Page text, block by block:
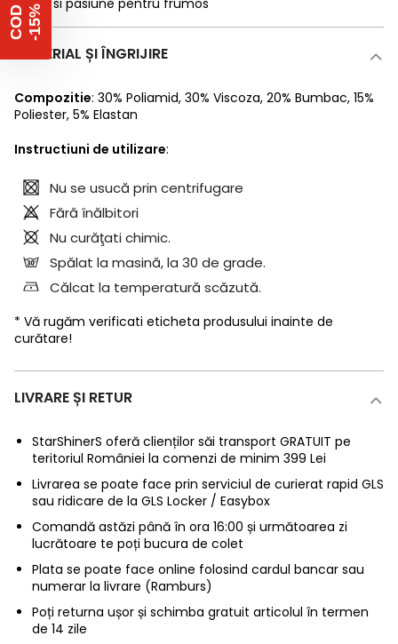
MATERIAL ȘI ÎNGRIJIRE
Compozitie: 30% Poliamid, 30% Viscoza, 20% Bumbac, 15%
Poliester, 5% Elastan
Instructiuni de utilizare:
Nu se usucă prin centrifugare
Fără înălbitori
Nu curăţati chimic.
Spălat la masină, la 30 de grade.
Călcat la temperatură scăzută.
* Vă rugăm verificati eticheta produsului inainte de
curătare!
LIVRARE ȘI RETUR
StarShinerS oferă clienților săi transport GRATUIT pe
teritoriul României la comenzi de minim 399 Lei
Livrarea se poate face prin serviciul de curierat rapid GLS
sau ridicare de la GLS Locker / Easybox
Comandă astăzi până în ora 16:00 și următoarea zi
lucrătoare te poți bucura de colet
Plata se poate face online folosind cardul bancar sau
numerar la livrare (Ramburs)
Poți returna ușor și schimba gratuit articolul în termen
de 14 zile
C
O
D
-
1
5 %